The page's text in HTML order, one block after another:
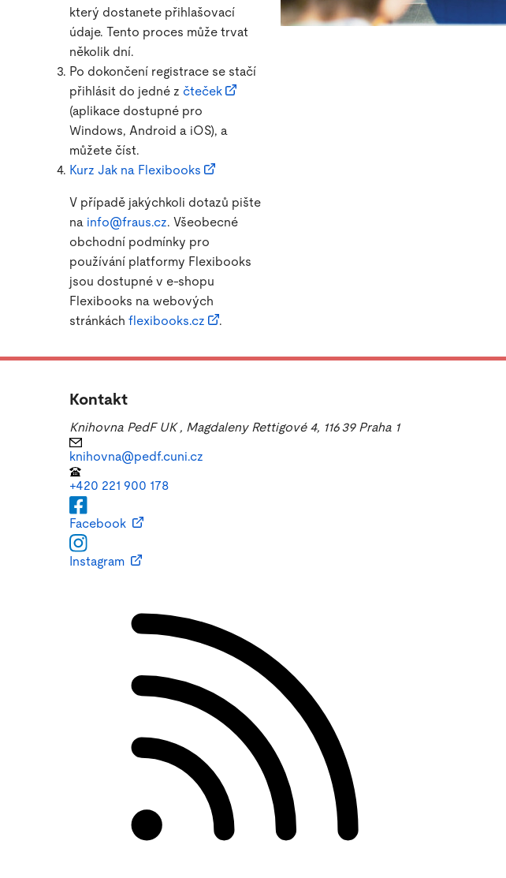
který dostanete přihlašovací
údaje. Tento proces může trvat
několik dní.
Po dokončení registrace se stačí
přihlásit do jedné z čteček
(aplikace dostupné pro
Windows, Android a iOS), a
můžete číst.
Kurz Jak na Flexibooks
V případě jakýchkoli dotazů pište
na info@fraus.cz. Všeobecné
obchodní podmínky pro
používání platformy Flexibooks
jsou dostupné v e-shopu
Flexibooks na webových
stránkách flexibooks.cz .
Kontakt
Knihovna PedF UK, Magdaleny Rettigové 4, 116 39 Praha 1
knihovna@pedf.cuni.cz
+420 221 900 178
Facebook
Instagram